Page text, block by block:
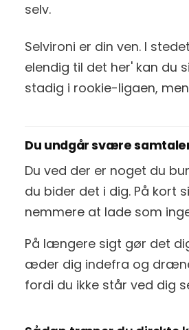
selv.
Selvironi er din ven. I
elendig til det her' kan du
stadig i rookie-ligaen,
Du undgår svære
Du ved der er noget du
du bider det i dig. På kort
nemmere at lade som
På længere sigt gør det
æder dig indefra og
fordi du ikke står ved dig